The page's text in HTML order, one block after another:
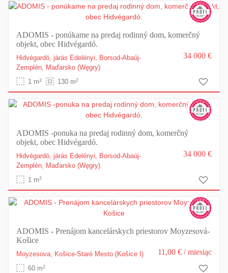
ADOMIS - ponúkame na predaj rodinný dom, komerčný
objekt, obec Hidvégardó.
Hidvégardó, járás Edelényi, Borsod-Abaúj-
Zemplén, Maďarsko (Węgry)
1 m2 130 m2
34 000 €
ADOMIS -ponuka na predaj rodinný dom, komerčný
objekt, obec Hidvégardó.
Hidvégardó, járás Edelényi, Borsod-Abaúj-
Zemplén, Maďarsko (Węgry)
1 m2
34 000 €
ADOMIS - Prenájom kancelárskych priestorov Moyzesová-
Košice
Moyzesova, Košice-Staré Mesto (Košice I)
60 m2
11,00 € / miesiąc